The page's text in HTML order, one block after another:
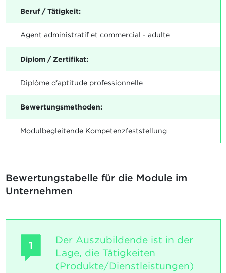
Beruf / Tätigkeit:
Agent administratif et commercial - adulte
Diplom / Zertifikat:
Diplôme d'aptitude professionnelle
Bewertungsmethoden:
Modulbegleitende Kompetenzfeststellung
Bewertungstabelle für die Module im
Unternehmen
1
Der Auszubildende ist in der
Lage, die Tätigkeiten
(Produkte/Dienstleistungen)